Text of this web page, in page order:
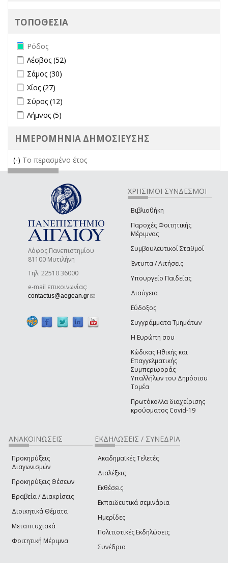
ΤΟΠΟΘΕΣΙΑ
Remove Ρόδος filter
Ρόδος
Apply Λέσβος filter
Λέσβος (52)
Apply Σάμος filter
Σάμος (30)
Apply Χίος filter
Χίος (27)
Apply Σύρος filter
Σύρος (12)
Apply Λήμνος filter
Λήμνος (5)
ΗΜΕΡΟΜΗΝΙΑ ΔΗΜΟΣΙΕΥΣΗΣ
(-) Remove Το περασμένο έτος filter
Το περασμένο έτος
Λόφος Πανεπιστημίου
81100 Μυτιλήνη
Τηλ. 22510 36000
e-mail επικοινωνίας:
contactus@aegean.gr(link sends e-mail)
ΧΡΗΣΙΜΟΙ ΣΥΝΔΕΣΜΟΙ
Βιβλιοθήκη
Παροχές Φοιτητικής
Μέριμνας
Συμβουλευτικοί Σταθμοί
Έντυπα / Αιτήσεις
Υπουργείο Παιδείας
Διαύγεια
Εύδοξος
Συγγράμματα Τμημάτων
Η Ευρώπη σου
Κώδικας Ηθικής και
Επαγγελματικής
Συμπεριφοράς
Υπαλλήλων του Δημόσιου
Τομέα
Πρωτόκολλα διαχείρισης
κρούσματος Covid-19
ΑΝΑΚΟΙΝΩΣΕΙΣ
Προκηρύξεις
Διαγωνισμών
Προκηρύξεις Θέσεων
Βραβεία / Διακρίσεις
Διοικητικά Θέματα
Μεταπτυχιακά
Φοιτητική Μέριμνα
ΕΚΔΗΛΩΣΕΙΣ / ΣΥΝΕΔΡΙΑ
Ακαδημαϊκές Τελετές
Διαλέξεις
Εκθέσεις
Εκπαιδευτικά σεμινάρια
Ημερίδες
Πολιτιστικές Εκδηλώσεις
Συνέδρια